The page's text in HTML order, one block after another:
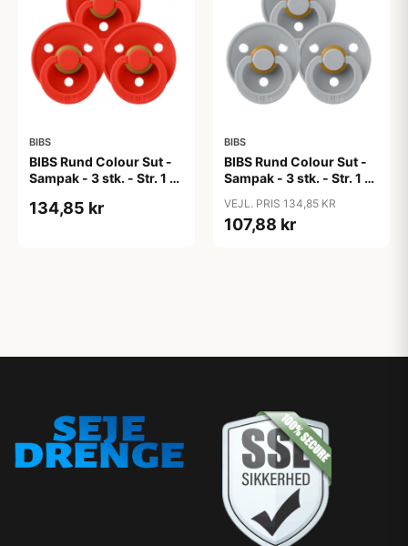
BIBS
BIBS Rund Colour Sut -
Sampak - 3 stk. - Str. 1 -
134,85 kr
BIBS
BIBS Rund Colour Sut -
Sampak - 3 stk. - Str. 1 -
VEJL. PRIS 134,85 KR
107,88 kr